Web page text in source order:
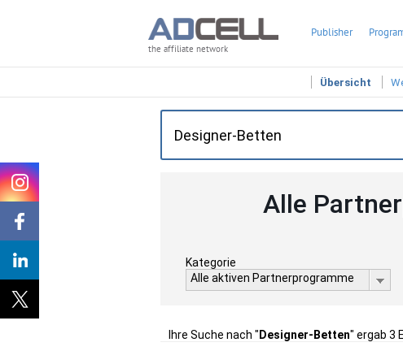
the affiliate network
Publisher
Übersicht
Alle
Kategorie
Alle aktiven Partnerprogramme
Ihre Suche nach " Designer-Betten" ergab 3